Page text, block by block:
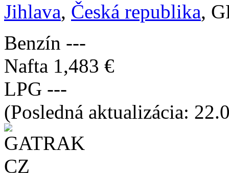
Jihlava, Česká republika,
Benzín ---
Nafta 1,483 €
LPG ---
(Posledná aktualizácia: